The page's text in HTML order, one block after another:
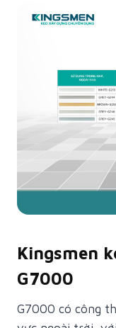
Kingsmen
G7000
G7000 có công